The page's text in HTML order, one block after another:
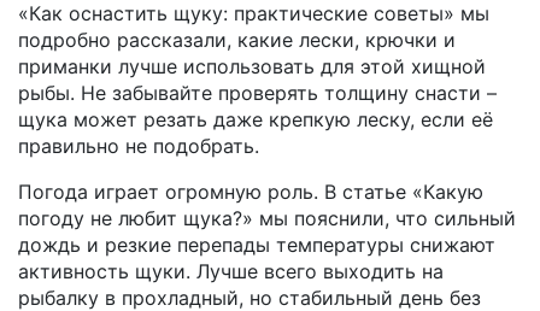
«Как оснастить щуку: практические советы» мы
подробно рассказали, какие лески, крючки и
приманки лучше использовать для этой хищной
рыбы. Не забывайте проверять толщину снасти –
щука может резать даже крепкую леску, если её
правильно не подобрать.
Погода играет огромную роль. В статье «Какую
погоду не любит щука?» мы пояснили, что сильный
дождь и резкие перепады температуры снижают
активность щуки. Лучше всего выходить на
рыбалку в прохладный, но стабильный день без